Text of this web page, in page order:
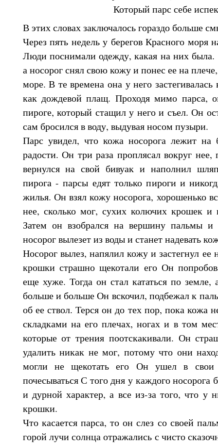
Который парс себе
В этих словах заключалось гораздо больше
Через пять недель у берегов Красного моря
Люди поснимали одежду, какая на них
а носорог снял свою кожу и понес ее на
море. В те времена она у него
как дождевой плащ. Проходя мимо парса,
пироге, который стащил у него и съел. Он
сам бросился в воду, выдувая носом пузыри.
Парс увидел, что кожа носорога лежит на
радости. Он три раза проплясал вокруг
вернулся на свой бивуак и наполнил
пирога - парсы едят только пироги и
жилья. Он взял кожу носорога, хорошенько
нее, сколько мог, сухих колючих крошек и
Затем он взобрался на вершину пальмы и
носорог вылезет из воды и станет надевать
Носорог вылез, напялил кожу и застегнул ее
крошки страшно щекотали его Он
еще хуже. Тогда он стал кататься по
больше и больше Он вскочил, подбежал к
об ее ствол. Терся он до тех пор, пока кожа
складками на его плечах, ногах и в том
которые от трения поотскакивали. Он
удалить никак не мог, потому что они
могли не щекотать его Он ушел в свои
почесываться С того дня у каждого
и дурной характер, а все из-за того, что у
крошки.
Что касается парса, то он слез со своей
горой лучи солнца отражались с чисто